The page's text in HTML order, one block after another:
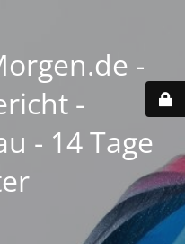
-
-
- 14 Tage